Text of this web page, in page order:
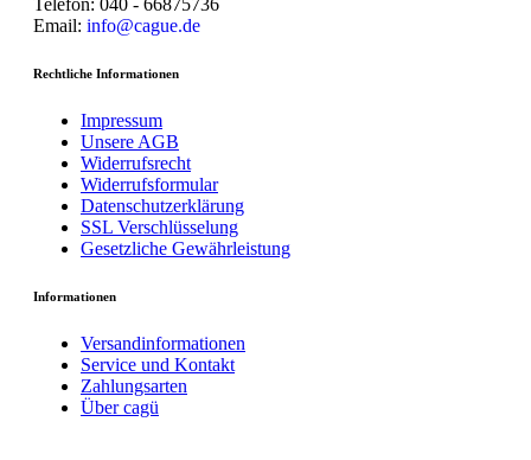
Telefon: 040 - 66875736
Email: info@cague.de
Rechtliche Informationen
Impressum
Unsere AGB
Widerrufsrecht
Widerrufsformular
Datenschutzerklärung
SSL Verschlüsselung
Gesetzliche Gewährleistung
Informationen
Versandinformationen
Service und Kontakt
Zahlungsarten
Über cagü